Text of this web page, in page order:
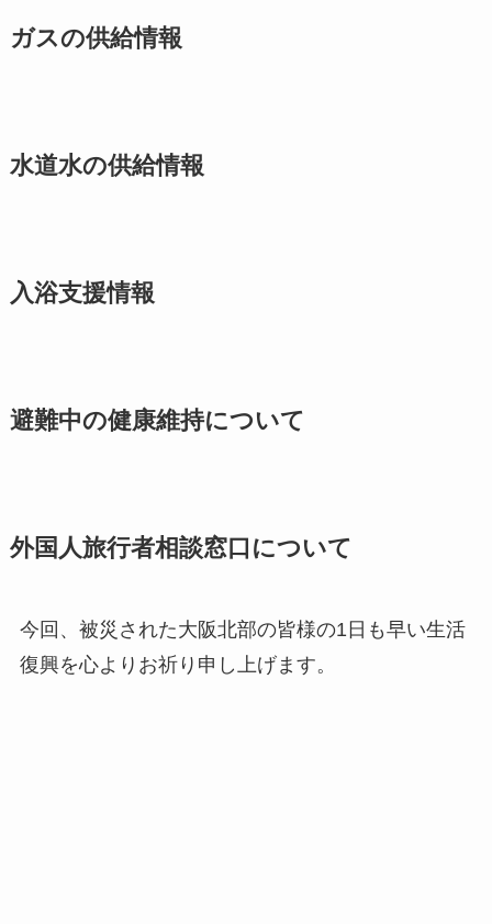
ガスの供給情報
水道水の供給情報
入浴支援情報
避難中の健康維持について
外国人旅行者相談窓口について
今回、被災された大阪北部の皆様の1日も早い生活
復興を心よりお祈り申し上げます。